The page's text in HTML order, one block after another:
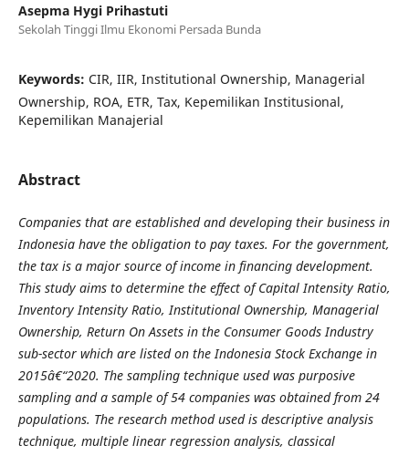
Asepma Hygi Prihastuti
Sekolah Tinggi Ilmu Ekonomi Persada Bunda
Keywords: CIR, IIR, Institutional Ownership, Managerial
Ownership, ROA, ETR, Tax, Kepemilikan Institusional,
Kepemilikan Manajerial
Abstract
Companies that are established and developing their business in
Indonesia have the obligation to pay taxes. For the government,
the tax is a major source of income in financing development.
This study aims to determine the effect of Capital Intensity Ratio,
Inventory Intensity Ratio, Institutional Ownership, Managerial
Ownership, Return On Assets in the Consumer Goods Industry
sub-sector which are listed on the Indonesia Stock Exchange in
2015â€“2020. The sampling technique used was purposive
sampling and a sample of 54 companies was obtained from 24
populations. The research method used is descriptive analysis
technique, multiple linear regression analysis, classical